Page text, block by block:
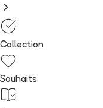
Collection
Souhaits